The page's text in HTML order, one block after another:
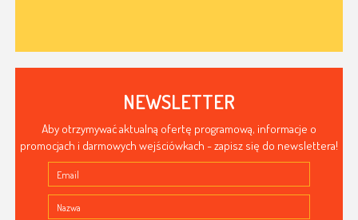
NEWSLETTER
Aby otrzymywać aktualną ofertę programową, informacje o
promocjach i darmowych wejściówkach - zapisz się do newslettera!